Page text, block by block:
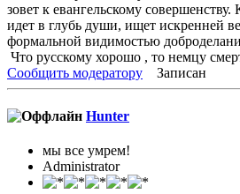
зовет к евангельскому
идет в глубь души, ищет искренней
формальной видимостью
Что русскому хорошо , то немцу
Сообщить модератору
Записан
Hunter
мы все умрем!
Administrator